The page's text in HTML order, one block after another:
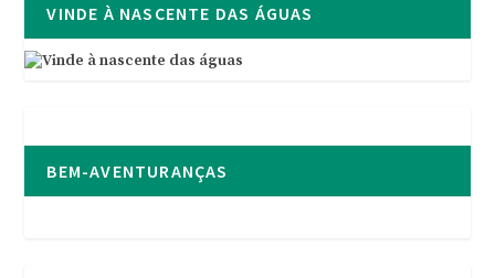
VINDE À NASCENTE DAS ÁGUAS
BEM-AVENTURANÇAS